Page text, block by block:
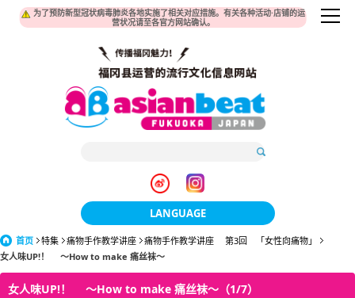
为了预防新型冠状病毒肺炎各地实施了相关对应措施。有关各种活动·店铺的运
营状况请至各官方网站确认。
LANGUAGE
日本語
한국어
首页 特集 痛物手作教学讲座
痛物手作教学讲座 第3回 「女性向痛物」
女人味UP!！ ～How to make 痛丝袜～
女人味UP!！ ～How to make 痛丝袜～（1/7）